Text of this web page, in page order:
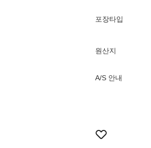
포장타입
원산지
A/S 안내